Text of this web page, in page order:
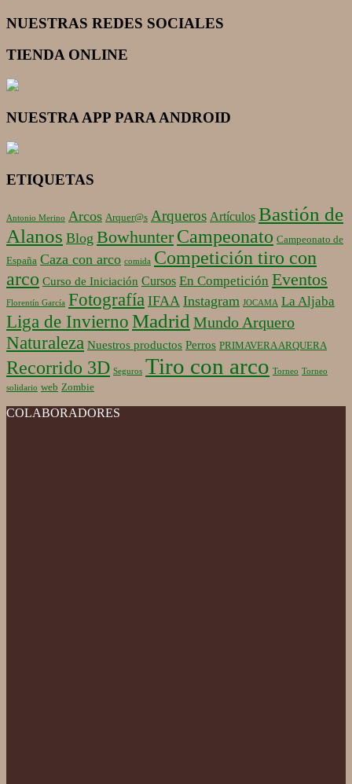
NUESTRAS REDES SOCIALES
TIENDA ONLINE
NUESTRA APP PARA ANDROID
ETIQUETAS
Antonio Merino Arcos Arquer@s Arqueros Artículos Bastión de
Alanos Blog Bowhunter Campeonato Campeonato de
España Caza con arco comida Competición tiro con
arco Curso de Iniciación Cursos En Competición Eventos
Florentín García Fotografía IFAA Instagram JOCAMA La Aljaba
Liga de Invierno Madrid Mundo Arquero
Naturaleza Nuestros productos Perros PRIMAVERA ARQUERA
Recorrido 3D Seguros Tiro con arco Torneo Torneo
solidario web Zombie
COLABORADORES